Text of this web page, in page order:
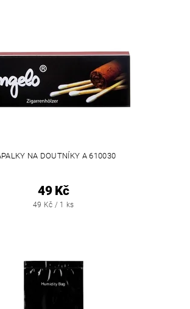
NA DOUTNÍKY A 610030
49 Kč
49 Kč / 1 ks